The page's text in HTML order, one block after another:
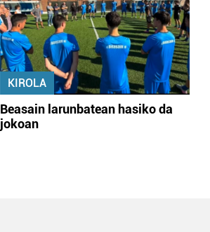
KIROLA
Beasain larunbatean hasiko da
jokoan